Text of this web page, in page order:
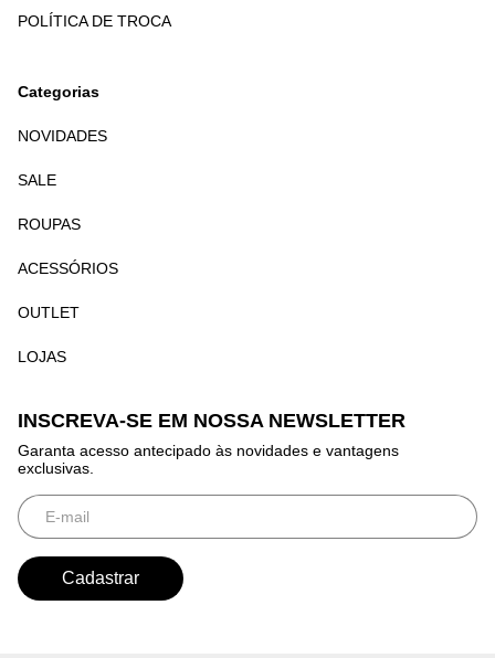
POLÍTICA DE TROCA
Categorias
NOVIDADES
SALE
ROUPAS
ACESSÓRIOS
OUTLET
LOJAS
INSCREVA-SE EM NOSSA NEWSLETTER
Garanta acesso antecipado às novidades e vantagens
exclusivas.